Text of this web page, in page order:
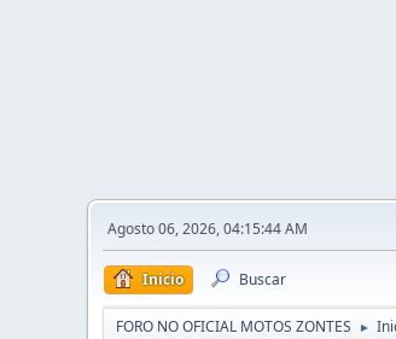
Agosto 06, 2026, 04:15:44 AM
Inicio Buscar
FORO NO OFICIAL MOTOS ZONTES ►